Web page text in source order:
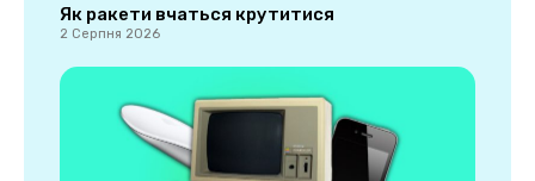
Як ракети вчаться крутитися
2 Серпня 2026